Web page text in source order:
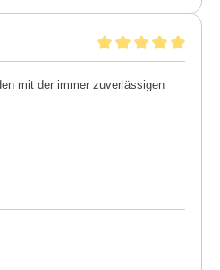
mit der immer zuverlässigen